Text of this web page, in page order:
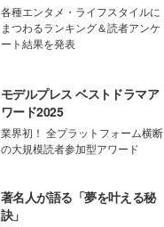
各種エンタメ・ライフスタイルに
まつわるランキング＆読者アンケ
ート結果を発表
モデルプレス ベストドラマア
ワード2025
業界初！ 全プラットフォーム横断
の大規模読者参加型アワード
著名人が語る「夢を叶える秘
訣」